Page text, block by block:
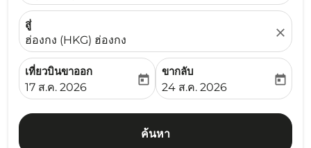
สู่
ฮ่องกง (HKG) ฮ่องกง
close
เที่ยวบินขาออก
fc-booking-departure-date-aria-label
17 ส.ค. 2026
today
ขากลับ
fc-booking-return-date-
24 ส.ค. 2026
today
ค้นหา